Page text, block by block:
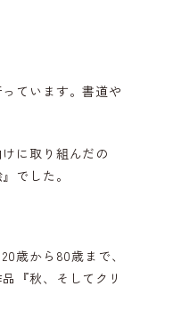
ています。書道や
に取り組んだの
でした。
歳から80歳まで、
『秋、そしてクリ